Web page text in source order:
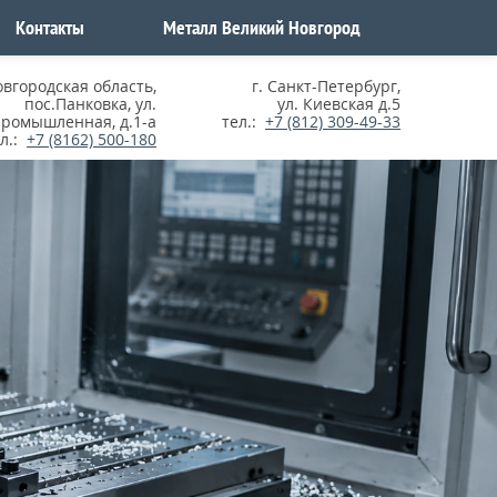
Контакты Металл Великий Новгород
область,
пос.Панковка, ул.
д.1-а
+7 (8162) 500-180
г. Санкт-Петербург,
ул. Киевская д.5
тел.: +7 (812) 309-49-33